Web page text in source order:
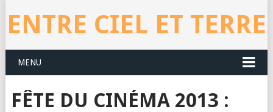
ENTRE CIEL ET TERRE
MENU
FÊTE DU CINÉMA 2013 :